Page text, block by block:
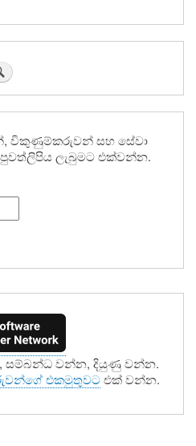
විකුණුම්කරුවන් සහ සේවා
ලැබුමට එක්වන්න.
සම්බන්ධ වන්න, දියුණු වන්න.
එකමුතුවටඑක් වන්න.